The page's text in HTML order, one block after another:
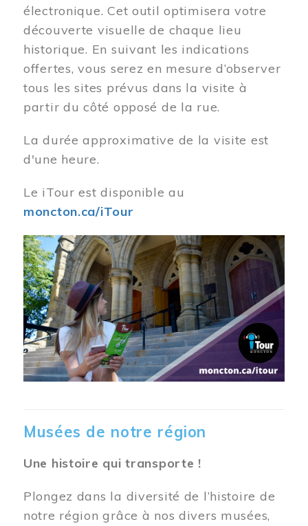
électronique. Cet outil optimisera votre
découverte visuelle de chaque lieu
historique. En suivant les indications
offertes, vous serez en mesure d’observer
tous les sites prévus dans la visite à
partir du côté opposé de la rue.
La durée approximative de la visite est
d'une heure.
Le iTour est disponible au
moncton.ca/iTour
Musées de notre région
Une histoire qui transporte !
Plongez dans la diversité de l’histoire de
notre région grâce à nos divers musées,